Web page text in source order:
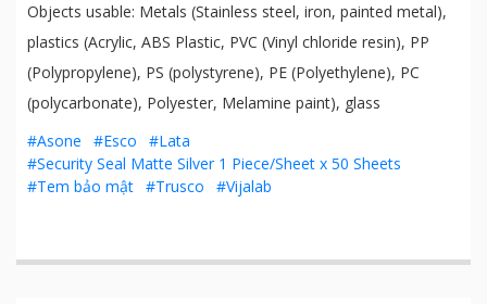
Objects usable: Metals (Stainless steel, iron, painted metal),
plastics (Acrylic, ABS Plastic, PVC (Vinyl chloride resin), PP
(Polypropylene), PS (polystyrene), PE (Polyethylene), PC
(polycarbonate), Polyester, Melamine paint), glass
#Asone
#Esco
#Lata
#Security Seal Matte Silver 1 Piece/Sheet x 50 Sheets
#Tem bảo mật #Trusco #Vijalab